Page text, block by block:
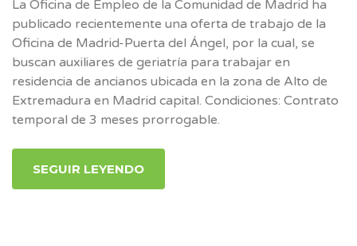
La Oficina de Empleo de la Comunidad de Madrid ha
publicado recientemente una oferta de trabajo de la
Oficina de Madrid-Puerta del Ángel, por la cual, se
buscan auxiliares de geriatría para trabajar en
residencia de ancianos ubicada en la zona de Alto de
Extremadura en Madrid capital. Condiciones: Contrato
temporal de 3 meses prorrogable.
SEGUIR LEYENDO